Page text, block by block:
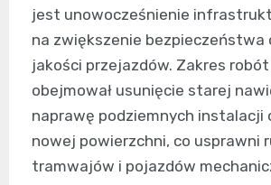
jest unowocześnienie
na zwiększenie bezpieczeństwa
jakości przejazdów. Zakres
obejmował usunięcie starej
naprawę podziemnych instalacji
nowej powierzchni, co usprawni
tramwajów i pojazdów